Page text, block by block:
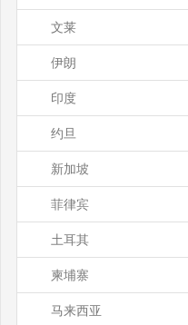
文莱
伊朗
印度
约旦
新加坡
菲律宾
土耳其
柬埔寨
马来西亚